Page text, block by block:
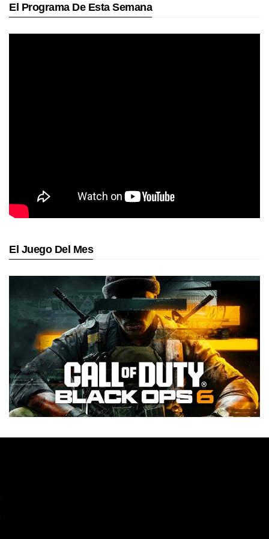
El Programa De Esta Semana
El Juego Del Mes